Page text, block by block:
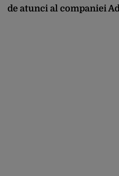
de atunci al companiei